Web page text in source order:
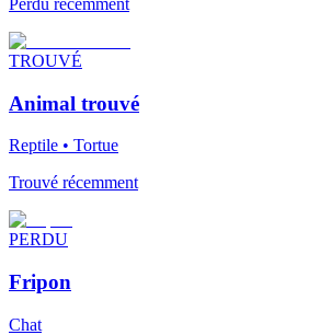
Perdu récemment
TROUVÉ
Animal trouvé
Reptile • Tortue
Trouvé récemment
PERDU
Fripon
Chat